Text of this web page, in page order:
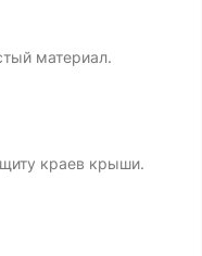
материал.
краев крыши.